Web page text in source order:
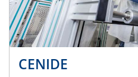
CENIDE